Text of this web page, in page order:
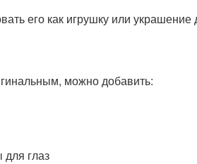
его как игрушку или украшение
можно добавить:
для глаз